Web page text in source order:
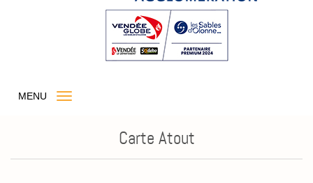
MENU
Carte Atout